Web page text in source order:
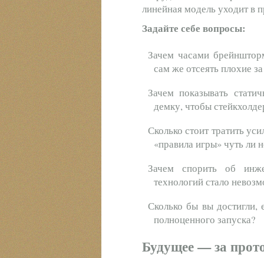
линейная модель уходит в
Задайте себе вопросы:
Зачем часами
сам же отсеять плохие
Зачем показывать
демку, чтобы
Сколько стоит тратить
«правила игры» чуть ли
Зачем спорить об
технологий стало
Сколько бы вы
полноценного запуска?
Будущее — за